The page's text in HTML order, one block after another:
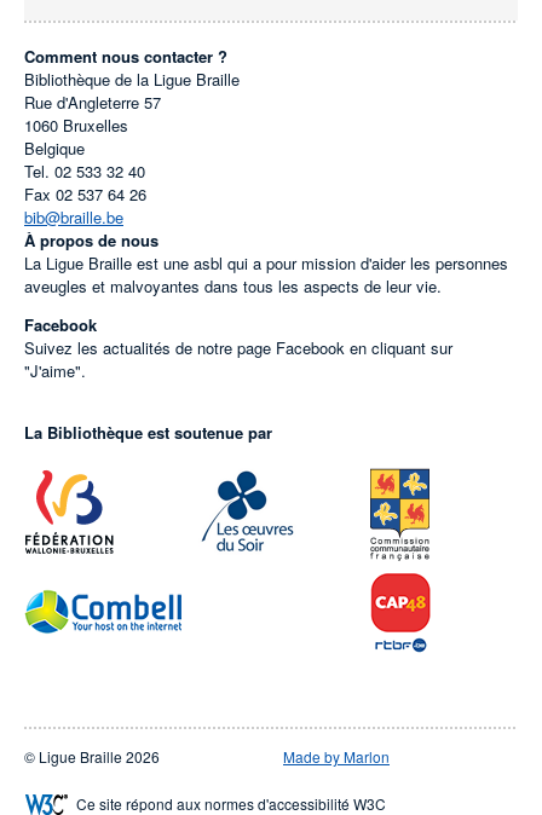
Comment nous contacter ?
Bibliothèque de la Ligue Braille
Rue d'Angleterre 57
1060 Bruxelles
Belgique
Tel. 02 533 32 40
Fax 02 537 64 26
bib@braille.be
À propos de nous
La Ligue Braille est une asbl qui a pour mission d'aider les personnes
aveugles et malvoyantes dans tous les aspects de leur vie.
Facebook
Suivez les actualités de notre page Facebook en cliquant sur
"J'aime".
La Bibliothèque est soutenue par
© Ligue Braille 2026 Made by Marlon
Ce site répond aux normes d'accessibilité W3C